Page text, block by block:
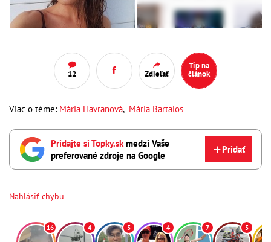
12 Zdieľať
Tip na
článok
Viac o téme: Mária Havranová, Mária Bartalos
Pridajte si Topky.sk medzi Vaše
preferované zdroje na Google
Pridať
Nahlásiť chybu
16 4 5 4 7 5